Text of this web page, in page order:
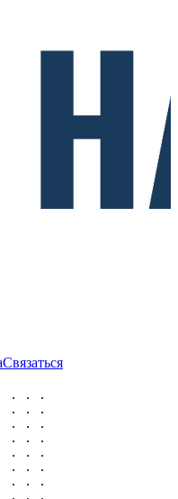
Связаться